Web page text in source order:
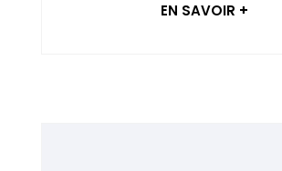
EN SAVOIR +